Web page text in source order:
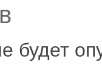
будет